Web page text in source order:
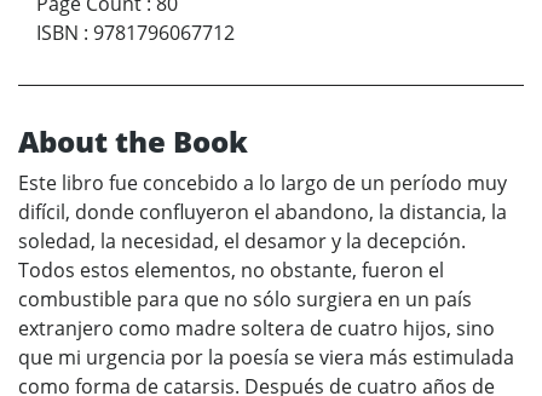
ISBN : 9781796067712
About the Book
Este libro fue concebido a lo largo de un período muy
difícil, donde confluyeron el abandono, la distancia, la
soledad, la necesidad, el desamor y la decepción.
Todos estos elementos, no obstante, fueron el
combustible para que no sólo surgiera en un país
extranjero como madre soltera de cuatro hijos, sino
que mi urgencia por la poesía se viera más estimulada
como forma de catarsis. Después de cuatro años de